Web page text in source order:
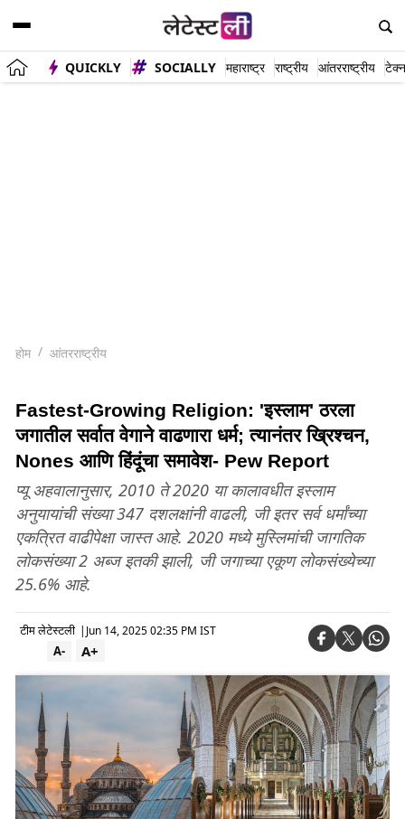
QUICKLY SOCIALLY महाराष्ट्र राष्ट्रीय आंतरराष्ट्रीय
होम आंतरराष्ट्रीय
Fastest-Growing Religion: 'इस्लाम' ठरला
जगातील सर्वात वेगाने वाढणारा धर्म; त्यानंतर ख्रिश्चन,
Nones आणि हिंदूंचा समावेश- Pew Report
प्यू अहवालानुसार, 2010 ते 2020 या कालावधीत इस्लाम
अनुयायांची संख्या 347 दशलक्षांनी वाढली, जी इतर सर्व धर्मांच्या
एकत्रित वाढीपेक्षा जास्त आहे. 2020 मध्ये मुस्लिमांची जागतिक
लोकसंख्या 2 अब्ज इतकी झाली, जी जगाच्या एकूण लोकसंख्येच्या
25.6% आहे.
टीम लेटेस्टली | Jun 14, 2025 02:35 PM IST
A+
A-